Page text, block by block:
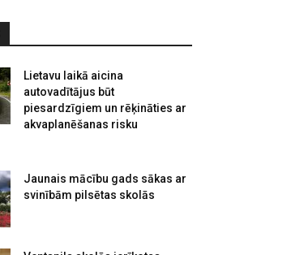
Lietavu laikā aicina
autovadītājus būt
piesardzīgiem un rēķināties ar
akvaplanēšanas risku
Jaunais mācību gads sākas ar
svinībām pilsētas skolās